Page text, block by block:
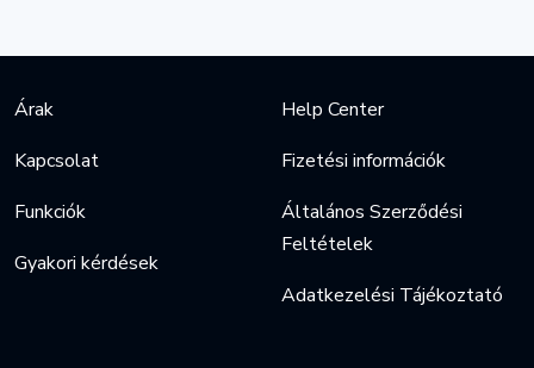
Árak
Kapcsolat
Funkciók
Gyakori kérdések
Help Center
Fizetési információk
Általános Szerződési
Feltételek
Adatkezelési Tájékoztató